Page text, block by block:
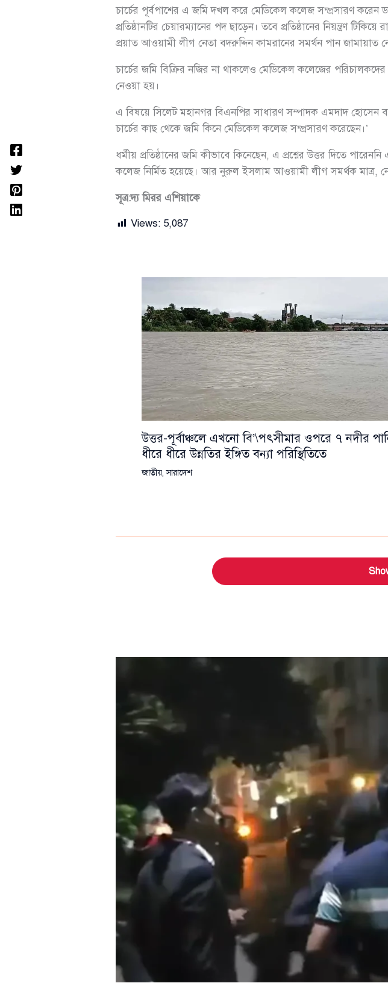
চা‌র্চের পূর্বপা‌শের এ জ‌মি দখল ক‌রে মে‌ডি‌কেল ক‌লেজ সম্প্রসারণ
প্রতিষ্ঠান‌টির চেয়ারম্যানের পদ ছা‌ড়েন। ত‌বে প্রতিষ্ঠানের নিয়ন্ত্রণ
প্রয়াত আ‌ওয়ামী লীগ নেতা বদরু‌দ্দিন কামরা‌নের সমর্থন পান জামায়াত
চা‌র্চের জ‌মি বি‌ক্রির ন‌জির না থাক‌লেও মে‌ডি‌কেল ক‌লে‌জের
নেওয়া হয়।
এ বিষয়ে সি‌লেট মহানগর বিএন‌পির সাধারণ সম্পাদক এমদাদ হো‌সেন
চা‌র্চের কাছ থে‌কে জ‌মি কি‌নে মে‌ডি‌কেল ক‌লেজ সম্প্রসারণ ক‌রে‌ছেন।’
ধর্মীয় প্রতিষ্ঠা‌নের জ‌মি কীভা‌বে কি‌নে‌ছেন, এ প্রশ্নের উত্তর দিতে
ক‌লেজ নি‌র্মিত হ‌য়ে‌ছে। আর নুরুল ইসলাম আওয়ামী লীগ সমর্থক মাত্র,
সূত্র:দ্য মিরর এশিয়াকে
Views: 5,087
উত্তর-পূর্বাঞ্চলে এখনো বি’\পৎসীমার ওপরে ৭ নদীর
ধীরে ধীরে উন্নতির ইঙ্গিত বন্যা পরিস্থিতিতে
জাতীয়,সারাদেশ